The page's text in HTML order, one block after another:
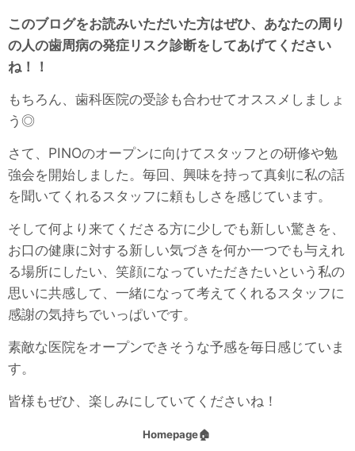
このブログをお読みいただいた方はぜひ、あなたの周り
の人の歯周病の発症リスク診断をしてあげてください
ね！！
もちろん、歯科医院の受診も合わせてオススメしましょ
う◎
さて、PINOのオープンに向けてスタッフとの研修や勉
強会を開始しました。毎回、興味を持って真剣に私の話
を聞いてくれるスタッフに頼もしさを感じています。
そして何より来てくださる方に少しでも新しい驚きを、
お口の健康に対する新しい気づきを何か一つでも与えれ
る場所にしたい、笑顔になっていただきたいという私の
思いに共感して、一緒になって考えてくれるスタッフに
感謝の気持ちでいっぱいです。
素敵な医院をオープンできそうな予感を毎日感じていま
す。
皆様もぜひ、楽しみにしていてくださいね！
Homepage🏠